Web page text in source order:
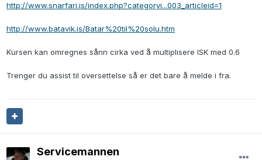
http://www.snarfari.is/index.php?categoryi...003_articleid=1
http://www.batavik.is/Batar%20til%20solu.htm
Kursen kan omregnes sånn cirka ved å multiplisere ISK med 0.6
Trenger du assist til oversettelse så er det bare å melde i fra.
Servicemannen